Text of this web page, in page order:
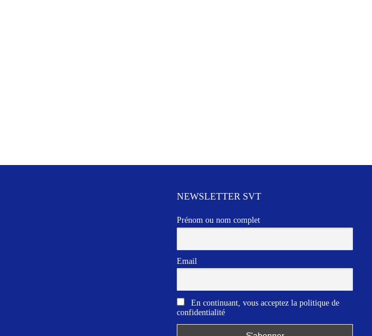
NEWSLETTER SVT
Prénom ou nom complet
Email
En continuant, vous acceptez la politique de
confidentialité